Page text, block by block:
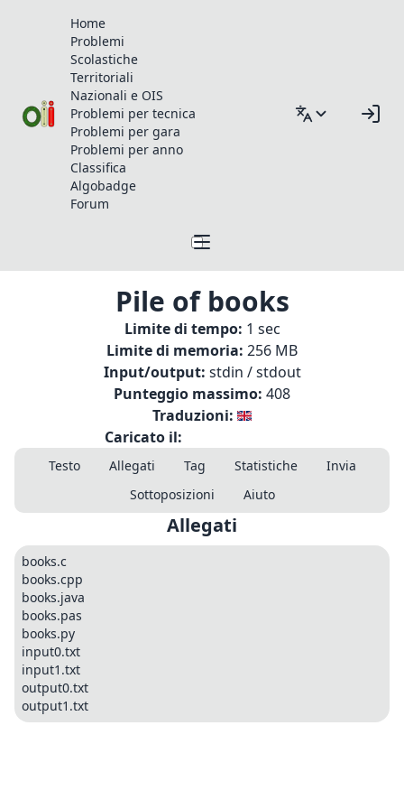
Home
Problemi
Scolastiche
Territoriali
Nazionali e OIS
Problemi per tecnica
Problemi per gara
Problemi per anno
Classifica
Algobadge
Forum
Pile of books
Limite di tempo: 1 sec
Limite di memoria: 256 MB
Input/output: stdin / stdout
Punteggio massimo: 408
Traduzioni:
Caricato il:
Testo Allegati Tag Statistiche
Invia
Sottoposizioni
Aiuto
Allegati
books.c
books.cpp
books.java
books.pas
books.py
input0.txt
input1.txt
output0.txt
output1.txt